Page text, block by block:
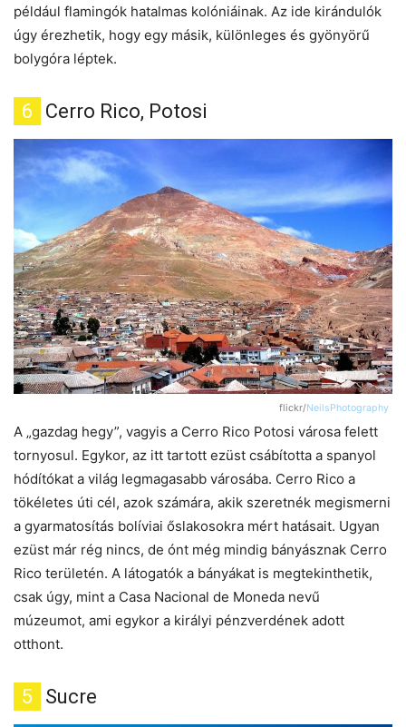
például flamingók hatalmas kolóniáinak. Az ide kirándulók
úgy érezhetik, hogy egy másik, különleges és gyönyörű
bolygóra léptek.
6 Cerro Rico, Potosi
flickr/NeilsPhotography
A „gazdag hegy”, vagyis a Cerro Rico Potosi városa felett
tornyosul. Egykor, az itt tartott ezüst csábította a spanyol
hódítókat a világ legmagasabb városába. Cerro Rico a
tökéletes úti cél, azok számára, akik szeretnék megismerni
a gyarmatosítás bolíviai őslakosokra mért hatásait. Ugyan
ezüst már rég nincs, de ónt még mindig bányásznak Cerro
Rico területén. A látogatók a bányákat is megtekinthetik,
csak úgy, mint a Casa Nacional de Moneda nevű
múzeumot, ami egykor a királyi pénzverdének adott
otthont.
5 Sucre